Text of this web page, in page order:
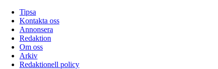
Tipsa
Kontakta oss
Annonsera
Redaktion
Om oss
Arkiv
Redaktionell policy